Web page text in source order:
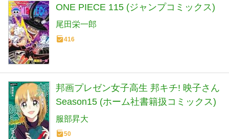
ONE PIECE 115 (ジャンプコミックス)
尾田栄一郎
416
邦画プレゼン女子高生 邦キチ! 映子さん
Season15 (ホーム社書籍扱コミックス)
服部昇大
50